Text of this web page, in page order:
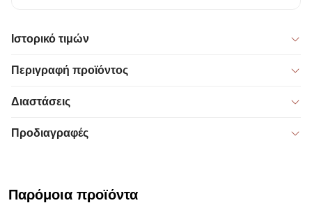
Ιστορικό τιμών
Περιγραφή προϊόντος
Διαστάσεις
Προδιαγραφές
Παρόμοια προϊόντα